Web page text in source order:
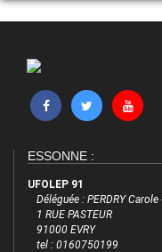
ESSONNE :
UFOLEP 91
Déléguée : PERDRY
1 RUE PASTEUR
91000 EVRY
tel : 0160750199